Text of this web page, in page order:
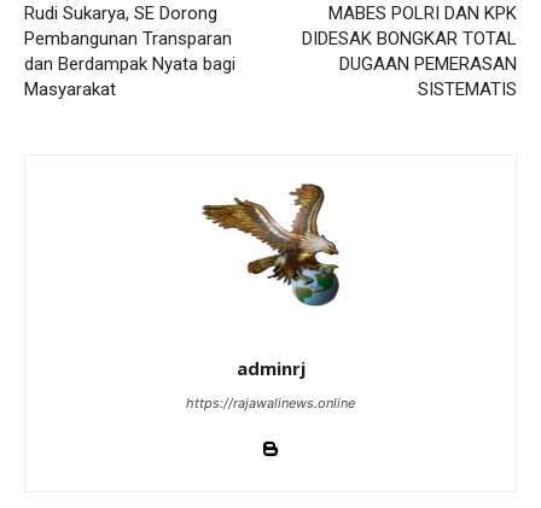
Rudi Sukarya, SE Dorong
Pembangunan Transparan
dan Berdampak Nyata bagi
Masyarakat
MABES POLRI DAN KPK
DIDESAK BONGKAR TOTAL
DUGAAN PEMERASAN
SISTEMATIS
adminrj
https://rajawalinews.online